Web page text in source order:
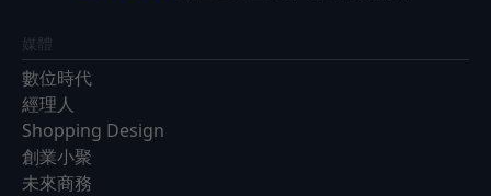
媒體
數位時代
經理人
Shopping Design
創業小聚
未來商務